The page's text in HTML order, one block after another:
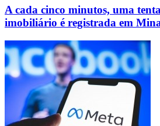
A cada cinco minutos, uma
imobiliário é registrada em